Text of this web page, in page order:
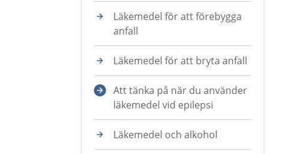
Läkemedel för att förebygga
anfall
Läkemedel för att bryta anfall
Att tänka på när du använder
läkemedel vid epilepsi
Läkemedel och alkohol